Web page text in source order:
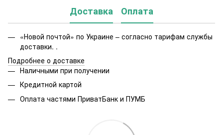
Доставка Оплата
«Новой почтой» по Украине – согласно тарифам службы
доставки. .
Подробнее о доставке
Наличными при получении
Кредитной картой
Оплата частями ПриватБанк и ПУМБ